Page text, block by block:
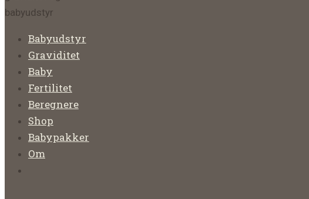
babyudstyr
Babyudstyr
Graviditet
Baby
Fertilitet
Beregnere
Shop
Babypakker
Om